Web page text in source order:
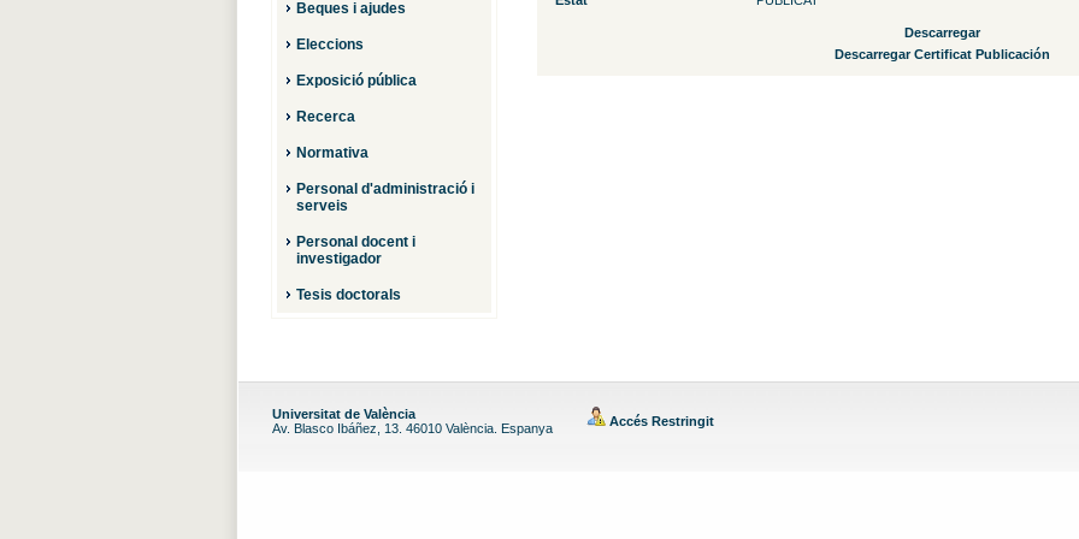
Beques i ajudes
Eleccions
Exposició pública
Recerca
Normativa
Personal d'administració i
serveis
Personal docent i
investigador
Tesis doctorals
Descarregar
Descarregar Certificat Publicación
Universitat de València
Av. Blasco Ibáñez, 13. 46010 València. Espanya
Accés Restringit